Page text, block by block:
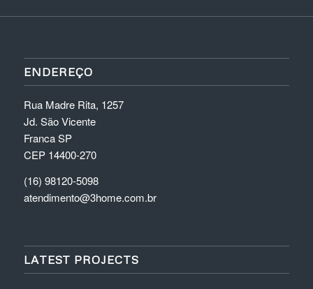
ENDEREÇO
Rua Madre Rita, 1257
Jd. São Vicente
Franca SP
CEP 14400-270
(16) 98120-5098
atendimento@3home.com.br
LATEST PROJECTS